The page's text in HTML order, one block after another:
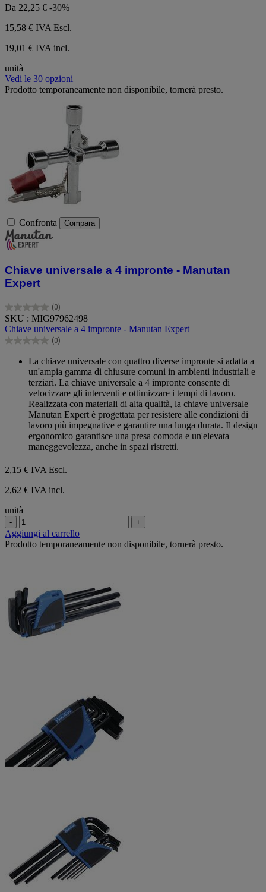
Da 22,25 € -30%
15,58 € IVA Escl.
19,01 € IVA incl.
unità
Vedi le 30 opzioni
Prodotto temporaneamente non disponibile, tornerà presto.
Confronta Compara
Chiave universale a 4 impronte - Manutan
Expert
(0)
0.0
su
5
stelle.
SKU : MIG97962498
Chiave universale a 4 impronte - Manutan Expert
(0)
0.0
La chiave universale con quattro diverse impronte si adatta a
un'ampia gamma di chiusure comuni in ambienti industriali e
terziari. La chiave universale a 4 impronte consente di
velocizzare gli interventi e ottimizzare i tempi di lavoro.
Realizzata con materiali di alta qualità, la chiave universale
Manutan Expert è progettata per resistere alle condizioni di
lavoro più impegnative e garantire una lunga durata. Il design
ergonomico garantisce una presa comoda e un'elevata
maneggevolezza, anche in spazi ristretti.
2,15 € IVA Escl.
2,62 € IVA incl.
unità
- +
Aggiungi al carrello
Prodotto temporaneamente non disponibile, tornerà presto.